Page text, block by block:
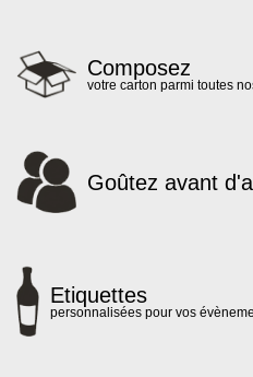
Composez
votre carton parmi toutes
Goûtez avant
Etiquettes
personnalisées pour vos